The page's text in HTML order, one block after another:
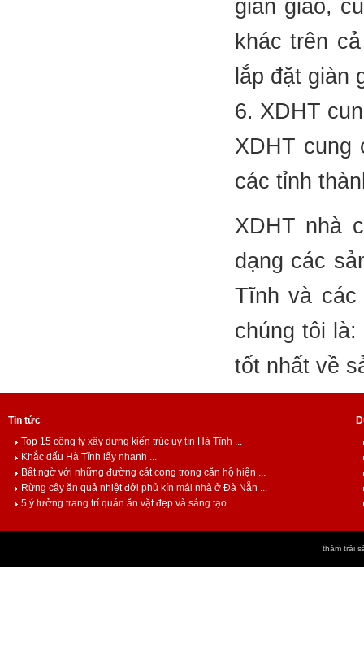
giàn giáo,
khác trên
lắp đặt giàn
6. XDHT
XDHT cung
các tỉnh
XDHT nhà
dạng các
Tĩnh và
chúng tôi
tốt nhất về
Tin tức
Top 15 công ty xây dựng kiến trúc uy tín Hà Tĩnh ...
Khắc dấu Hà Tĩnh lấy nhanh ...
Bất ngờ với những đường cát cong trong căn hộ hiện ...
Rừng cây ăn quả nhiệt đới phủ kín mái nhà ở Đà Nẵn ...
5 ý tưởng trang trí quán ăn vặt đẹp và sáng tạo. ...
thảm trải